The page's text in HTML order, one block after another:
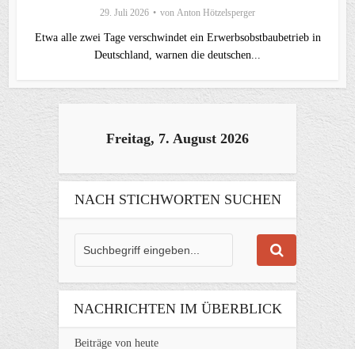
29. Juli 2026 von Anton Hötzelsperger
Etwa alle zwei Tage verschwindet ein Erwerbsobstbaubetrieb in
Deutschland, warnen die deutschen...
Freitag, 7. August 2026
NACH STICHWORTEN SUCHEN
NACHRICHTEN IM ÜBERBLICK
Beiträge von heute